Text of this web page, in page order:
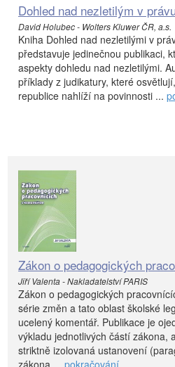
Dohled nad nezletilým v
David Holubec - Wolters Kluwer ČR, a.s.
Kniha Dohled nad nezletilými v
představuje jedinečnou publikaci,
aspekty dohledu nad nezletilými.
příklady z judikatury, které
republice nahlíží na povinnosti ...
Zákon o pedagogických
Jiří Valenta - Nakladatelství PARIS
Zákon o pedagogických
série změn a tato oblast školské
ucelený komentář. Publikace je
výkladu jednotlivých částí zákona,
striktně izolovaná ustanovení
zákona ... pokračování